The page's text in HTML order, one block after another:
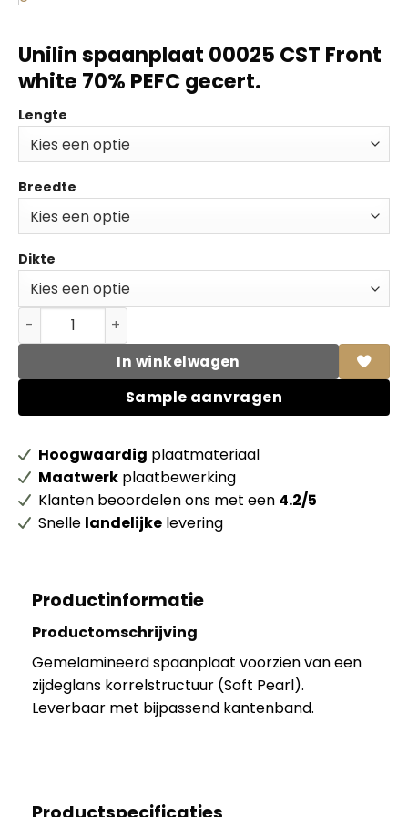
Unilin spaanplaat 00025 CST Front
white 70% PEFC gecert.
Lengte
Breedte
Dikte
Unilin spaanplaat 00025 CST Front white 70% PEFC
In winkelwagen
Sample aanvragen
Hoogwaardig plaatmateriaal
Maatwerk plaatbewerking
Klanten beoordelen ons met een 4.2/5
Snelle landelijke levering
Productinformatie
Productomschrijving
Gemelamineerd spaanplaat voorzien van een
zijdeglans korrelstructuur (Soft Pearl).
Leverbaar met bijpassend kantenband.